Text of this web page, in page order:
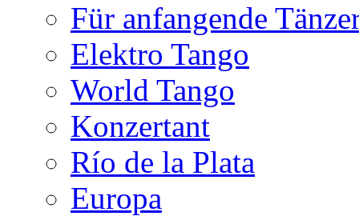
Für anfangende
Elektro Tango
World Tango
Konzertant
Río de la Plata
Europa